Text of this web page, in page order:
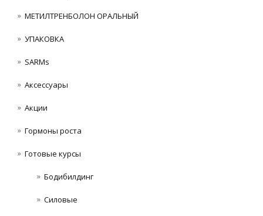
МЕТИЛТРЕНБОЛОН ОРАЛЬНЫЙ
УПАКОВКА
SARMs
Аксессуары
Акции
Гормоны роста
Готовые курсы
Бодибилдинг
Силовые